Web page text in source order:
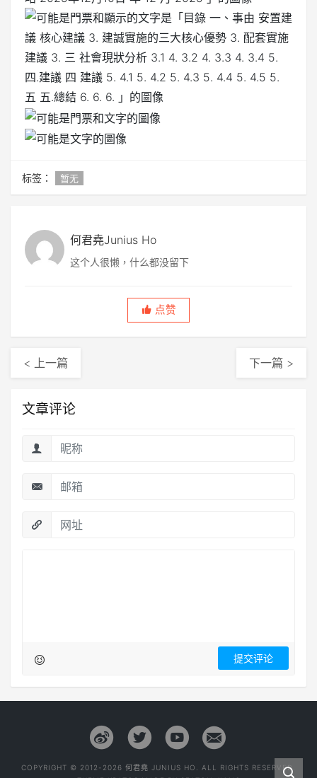
标签： 暂无
何君堯Junius Ho
这个人很懒，什么都没留下
点赞
< 上一篇 下一篇 >
文章评论
COPYRIGHT © 2012-2026 何君堯 JUNIUS HO. ALL RIGHTS RESERVED.